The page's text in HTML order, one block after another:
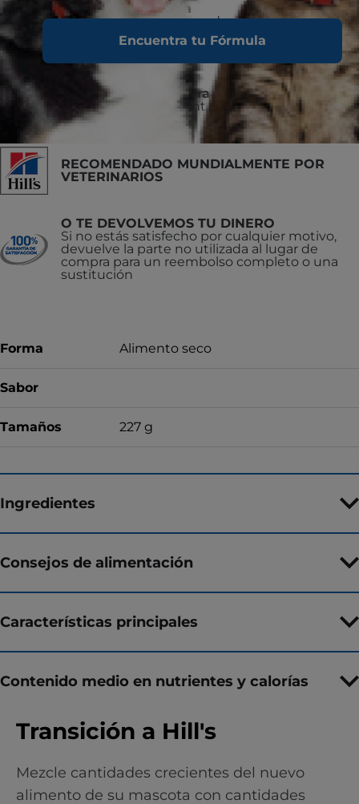
Encuentra tu Fórmula
Recomendado para
Cachorros (9+ semanas de edad), perros
adultos o adultos mayores con una actividad
No recomendado para
puppies and pregnant or nursing
RECOMENDADO MUNDIALMENTE POR
VETERINARIOS
O TE DEVOLVEMOS TU DINERO
Si no estás satisfecho por cualquier motivo,
devuelve la parte no utilizada al lugar de
compra para un reembolso completo o una
sustitución
Forma Alimento seco
Sabor
Tamaños 227 g
Ingredientes
Consejos de alimentación
Características principales
Contenido medio en nutrientes y calorías
Transición a Hill's
Mezcle cantidades crecientes del nuevo
alimento de su mascota con cantidades